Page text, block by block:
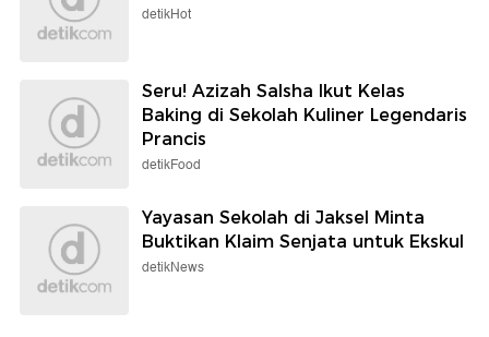
detikHot
Seru! Azizah Salsha Ikut Kelas
Baking di Sekolah Kuliner Legendaris
Prancis
detikFood
Yayasan Sekolah di Jaksel Minta
Buktikan Klaim Senjata untuk Ekskul
detikNews